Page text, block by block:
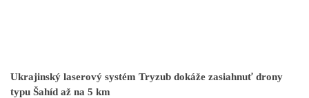
Ukrajinský laserový systém Tryzub dokáže zasiahnuť drony
typu Šahíd až na 5 km